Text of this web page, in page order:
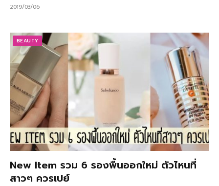
2019/03/06
BEAUTY
New Item รวม 6 รองพื้นออกใหม่ ตัวไหนที่
สาวๆ ควรเปย์